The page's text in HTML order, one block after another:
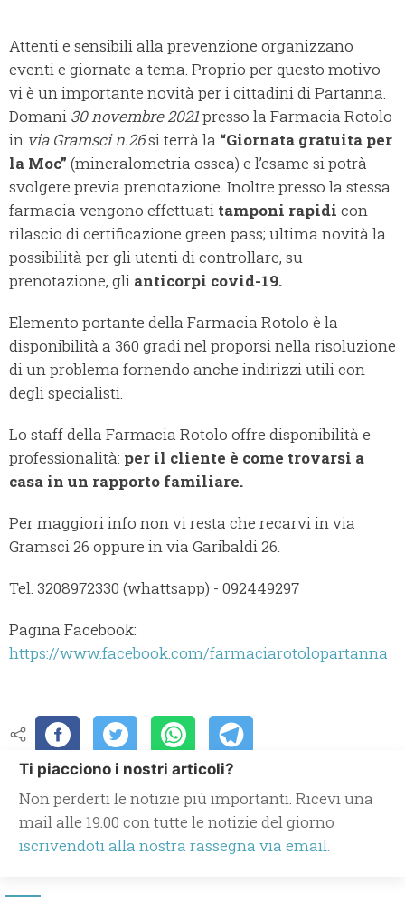
Attenti e sensibili alla prevenzione organizzano
eventi e giornate a tema. Proprio per questo motivo
vi è un importante novità per i cittadini di Partanna.
Domani 30 novembre 2021presso la Farmacia Rotolo
in via Gramsci n.26si terrà la “Giornata gratuita per
la Moc” (mineralometria ossea) e l’esame si potrà
svolgere previa prenotazione. Inoltre presso la stessa
farmacia vengono effettuati tamponi rapidi con
rilascio di certificazione green pass; ultima novità la
possibilità per gli utenti di controllare, su
prenotazione, gli anticorpi covid-19.
Elemento portante della Farmacia Rotolo è la
disponibilità a 360 gradi nel proporsi nella risoluzione
di un problema fornendo anche indirizzi utili con
degli specialisti.
Lo staff della Farmacia Rotolo offre disponibilità e
professionalità: per il cliente è come trovarsi a
casa in un rapporto familiare.
Per maggiori info non vi resta che recarvi in via
Gramsci 26 oppure in via Garibaldi 26.
Tel. 3208972330 (whattsapp) - 092449297
Pagina Facebook:
https://www.facebook.com/farmaciarotolopartanna
Ti piacciono i nostri articoli?
Non perderti le notizie più importanti. Ricevi una
mail alle 19.00 con tutte le notizie del giorno
iscrivendoti alla nostra rassegna via email.